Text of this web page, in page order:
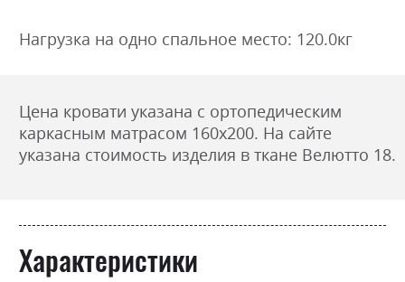
Нагрузка на одно спальное место: 120.0кг
Цена кровати указана с ортопедическим
каркасным матрасом 160х200. На сайте
указана стоимость изделия в ткане Велютто 18.
Характеристики